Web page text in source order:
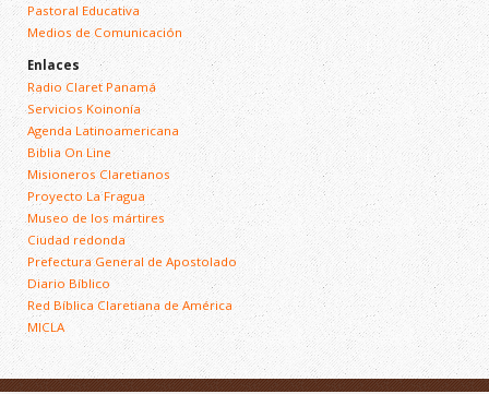
Pastoral Educativa
Medios de Comunicación
Enlaces
Radio Claret Panamá
Servicios Koinonía
Agenda Latinoamericana
Biblia On Line
Misioneros Claretianos
Proyecto La Fragua
Museo de los mártires
Ciudad redonda
Prefectura General de Apostolado
Diario Bíblico
Red Bíblica Claretiana de América
MICLA